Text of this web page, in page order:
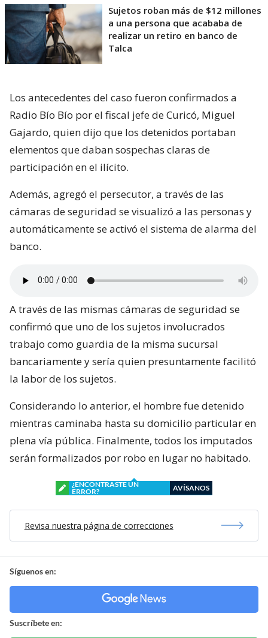
Sujetos roban más de $12 millones
a una persona que acababa de
realizar un retiro en banco de
Talca
Los antecedentes del caso fueron confirmados a
Radio Bío Bío por el fiscal jefe de Curicó, Miguel
Gajardo, quien dijo que los detenidos portaban
elementos que daban sospechas claras de
participación en el ilícito.
Además, agregó el persecutor, a través de las
cámaras de seguridad se visualizó a las personas y
automáticamente se activó el sistema de alarma del
banco.
A través de las mismas cámaras de seguridad se
confirmó que uno de los sujetos involucrados
trabajo como guardia de la misma sucursal
bancariamente y sería quien presuntamente facilitó
la labor de los sujetos.
Considerando lo anterior, el hombre fue detenido
mientras caminaba hasta su domicilio particular en
plena vía pública. Finalmente, todos los imputados
serán formalizados por robo en lugar no habitado.
¿ENCONTRASTE UN
ERROR?
AVÍSANOS
Revisa nuestra página de correcciones
Síguenos en:
Suscríbete en: